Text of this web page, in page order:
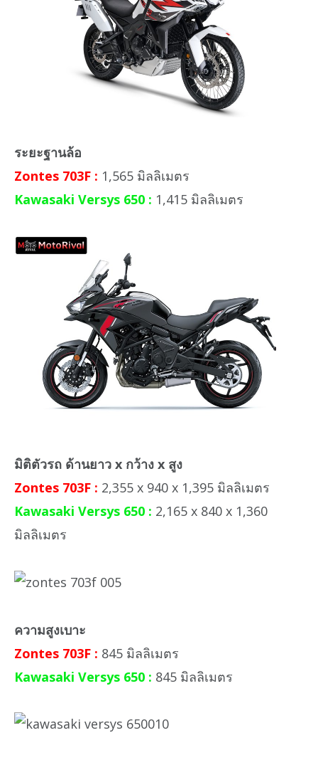
ระยะฐานล้อ
Zontes 703F : 1,565 มิลลิเมตร
Kawasaki Versys 650 : 1,415 มิลลิเมตร
มิติตัวรถ ด้านยาว x กว้าง x สูง
Zontes 703F : 2,355 x 940 x 1,395 มิลลิเมตร
Kawasaki Versys 650 : 2,165 x 840 x 1,360
มิลลิเมตร
ความสูงเบาะ
Zontes 703F : 845 มิลลิเมตร
Kawasaki Versys 650 : 845 มิลลิเมตร